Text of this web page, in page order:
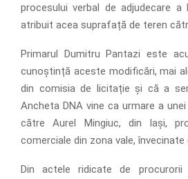
procesului verbal de adjudecare
atribuit acea suprafață de teren
Primarul Dumitru Pantazi este
cunoștință aceste modificări, mai
din comisia de licitație și că a
Ancheta DNA vine ca urmare a
către Aurel Mingiuc, din Iași,
comerciale din zona vale,
Din actele ridicate de